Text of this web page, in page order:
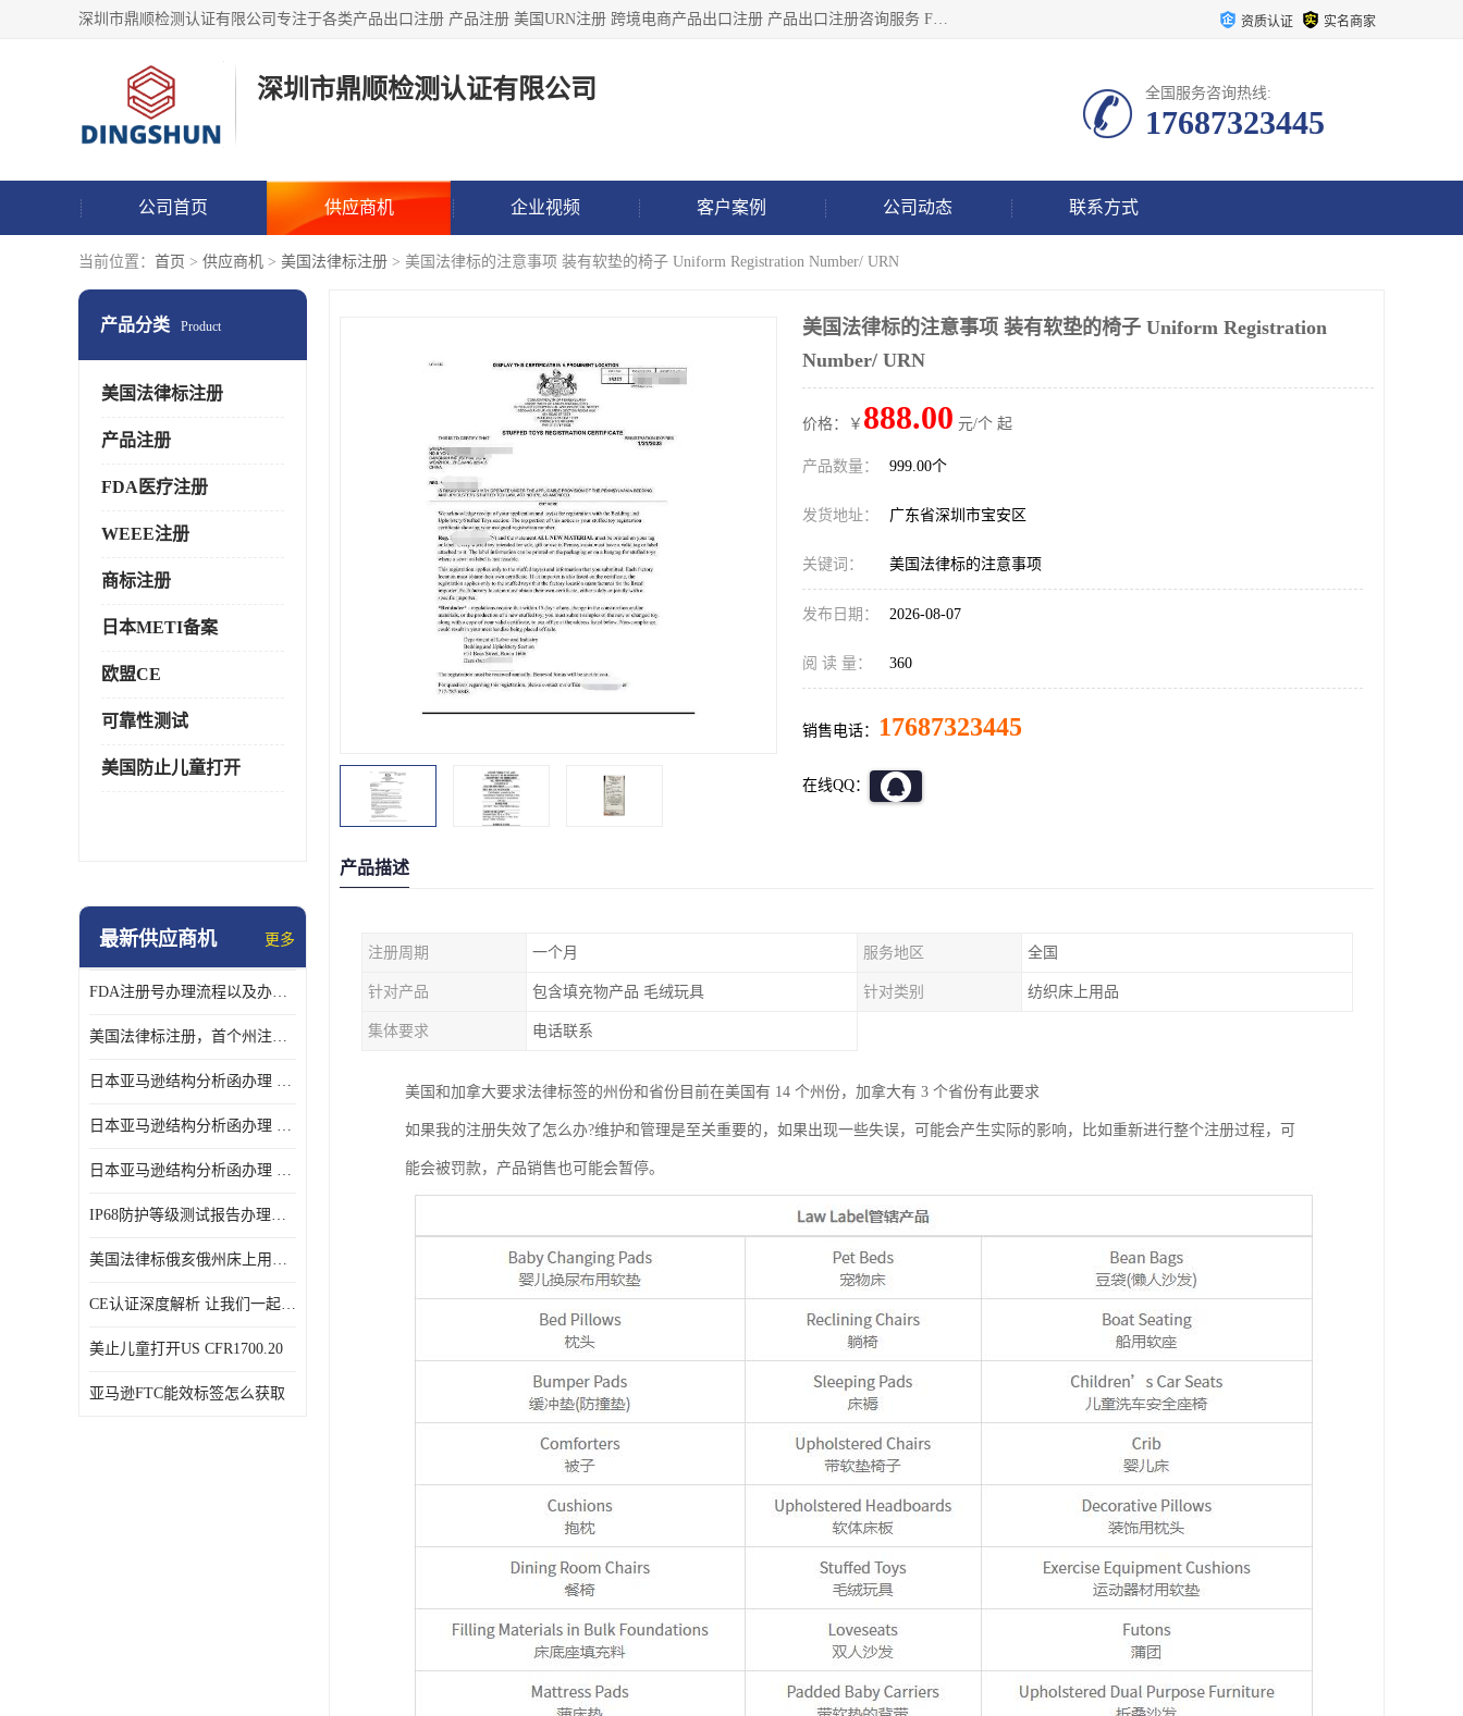
深圳市鼎顺检测认证有限公司专注于各类产品出口注册 产品注册 美国URN注册 跨境电商产品出口注册 产品出口注册咨询服务 FDA食品注册等我们是一家商务服务公司，为客户提供商标注册，本公司实力雄厚，能满足客户多种需求。 资质认证 实名商家
深圳市鼎顺检测认证有限公司 全国服务咨询热线:
17687323445
公司首页 供应商机 企业视频 客户案例 公司动态 联系方式
当前位置： 首页 > 供应商机 > 美国法律标注册 > 美国法律标的注意事项 装有软垫的椅子 Uniform Registration Number/ URN
产品分类 Product
美国法律标注册
产品注册
FDA医疗注册
WEEE注册
商标注册
日本METI备案
欧盟CE
可靠性测试
美国防止儿童打开
最新供应商机 更多
FDA注册号办理流程以及办理周期是多久
美国法律标注册，首个州注册该如何选择
日本亚马逊结构分析函办理 日本亚马逊 电饭煲
日本亚马逊结构分析函办理 日本亚马逊 热水壶等；
日本亚马逊结构分析函办理 日本亚马逊 果汁搅拌机
IP68防护等级测试报告办理标准要求
美国法律标俄亥俄州床上用品许可证讲解！
CE认证深度解析 让我们一起来认识CE认证
美止儿童打开US CFR1700.20
亚马逊FTC能效标签怎么获取
美国法律标的注意事项 装有软垫的椅子 Uniform Registration
Number/ URN
价格：￥ 888.00 元/个 起
产品数量： 999.00个
发货地址： 广东省深圳市宝安区
关键词： 美国法律标的注意事项
发布日期： 2026-08-07
阅 读 量： 360
销售电话： 17687323445
在线QQ：
产品描述
注册周期 一个月 服务地区 全国
针对产品 包含填充物产品 毛绒玩具 针对类别 纺织床上用品
集体要求 电话联系
美国和加拿大要求法律标签的州份和省份目前在美国有 14 个州份，加拿大有 3 个省份有此要求
如果我的注册失效了怎么办?维护和管理是至关重要的，如果出现一些失误，可能会产生实际的影响，比如重新进行整个注册过程，可
能会被罚款，产品销售也可能会暂停。